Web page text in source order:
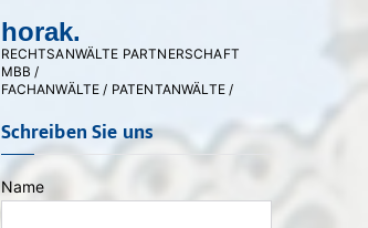
horak.
RECHTSANWÄLTE PARTNERSCHAFT
MBB /
FACHANWÄLTE / PATENTANWÄLTE /
Schreiben Sie uns
Name